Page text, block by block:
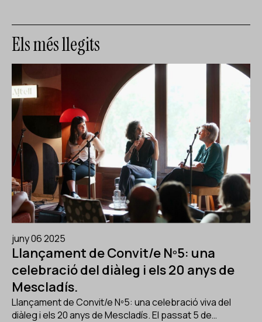
Els més llegits
juny 06 2025
Llançament de Convit/e Nº5: una
celebració del diàleg i els 20 anys de
Mescladís.
Llançament de Convit/e Nº5: una celebració viva del
diàleg i els 20 anys de Mescladís. El passat 5 de…